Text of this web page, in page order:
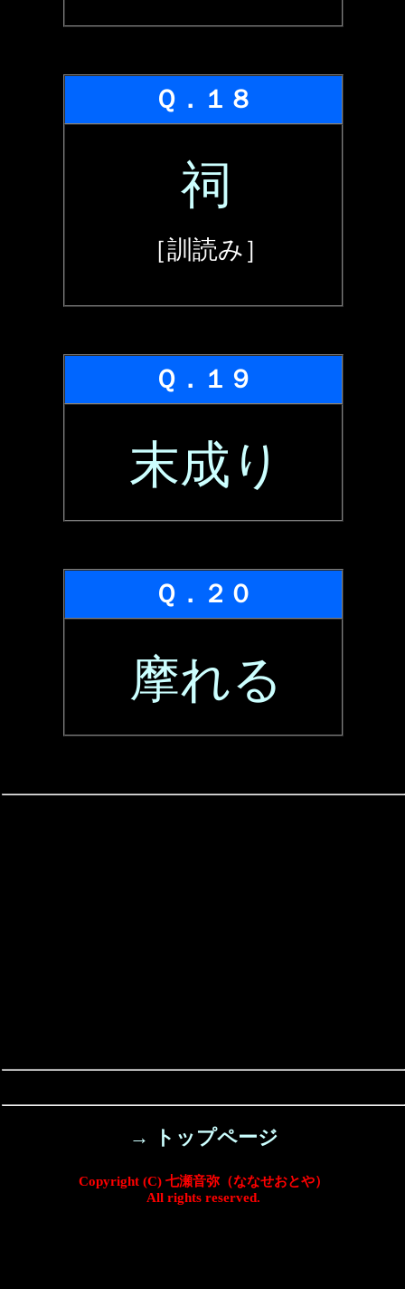
Ｑ．１８
祠
［訓読み］
Ｑ．１９
末成り
Ｑ．２０
摩れる
→ トップページ
Copyright (C) 七瀬音弥（ななせおとや）
All rights reserved.